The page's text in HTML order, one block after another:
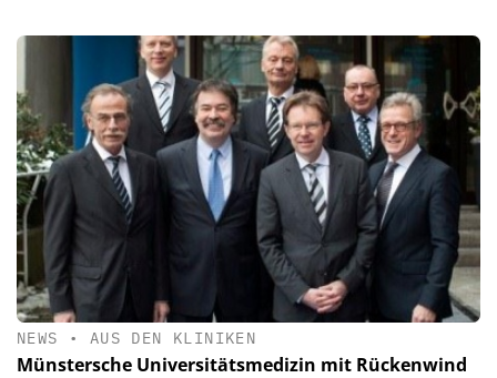
NEWS • AUS DEN KLINIKEN
Münstersche Universitätsmedizin mit Rückenwind